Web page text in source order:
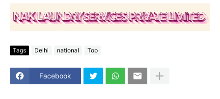
Tags Delhi national Top
Facebook